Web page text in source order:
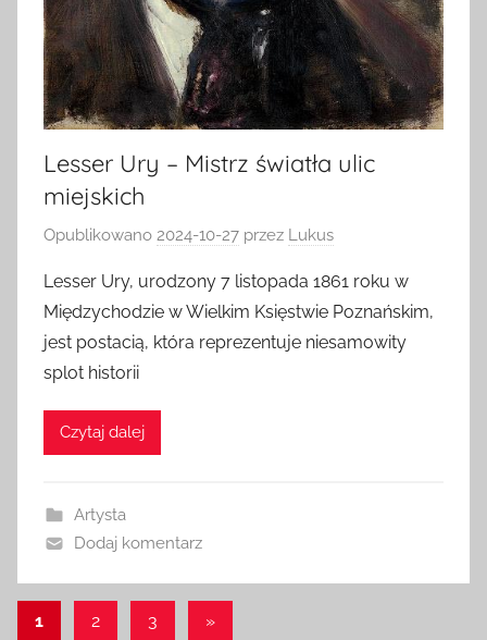
Lesser Ury – Mistrz światła ulic
miejskich
Opublikowano 2024-10-27 przez Lukus
Lesser Ury, urodzony 7 listopada 1861 roku w
Międzychodzie w Wielkim Księstwie Poznańskim,
jest postacią, która reprezentuje niesamowity
splot historii
Czytaj dalej
Artysta
Dodaj komentarz
Stronicowanie
1 2 3 Następne
»